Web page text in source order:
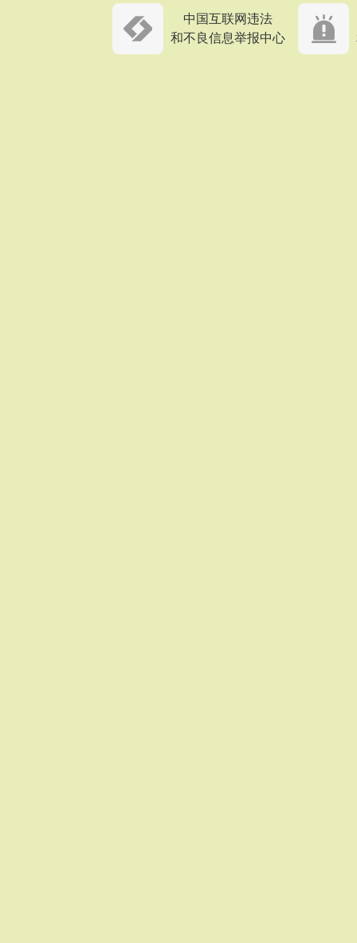
中国互联网违法
和不良信息举报中心